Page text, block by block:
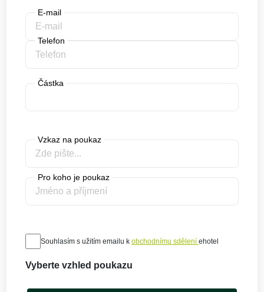
E-mail
Telefon
Částka
Vzkaz na poukaz
Pro koho je poukaz
Souhlasím s užitím emailu kobchodnímu sděleníehotel
Vyberte vzhled poukazu